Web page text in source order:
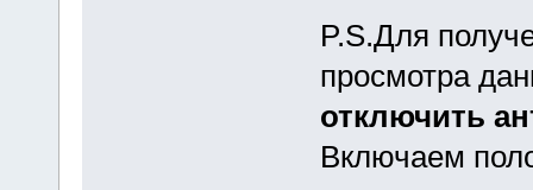
P.S.Для
просмотра
отключить
Включаем